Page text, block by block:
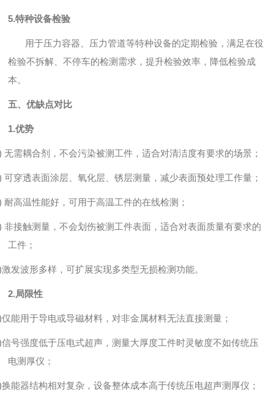
5.特种设备检验
用于压力容器、压力管道等特种设备的定期检验，满足在役
检验不拆解、不停车的检测需求，提升检验效率，降低检验成
本。
五、优缺点对比
1.优势
无需耦合剂，不会污染被测工件，适合对清洁度有要求的场景；
可穿透表面涂层、氧化层、锈层测量，减少表面预处理工作量；
耐高温性能好，可用于高温工件的在线检测；
非接触测量，不会划伤被测工件表面，适合对表面质量有要求的
工件；
激发波形多样，可扩展实现多类型无损检测功能。
2.局限性
仅能用于导电或导磁材料，对非金属材料无法直接测量；
信号强度低于压电式超声，测量大厚度工件时灵敏度不如传统压
电测厚仪；
换能器结构相对复杂，设备整体成本高于传统压电超声测厚仪；